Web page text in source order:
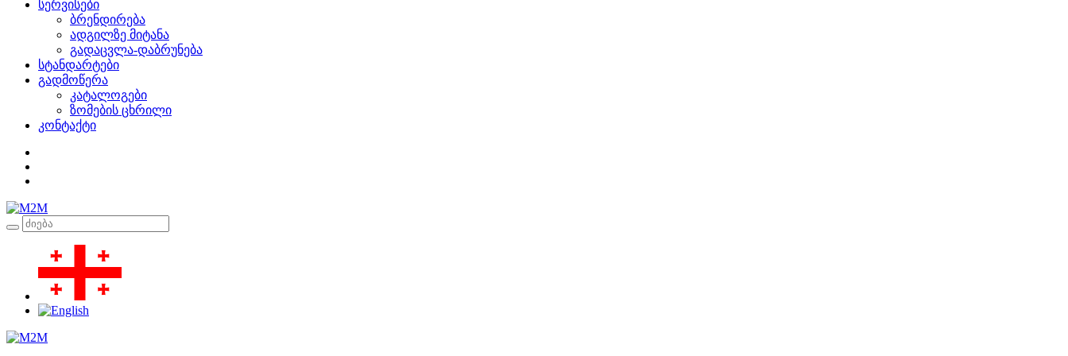
სერვისები
ბრენდირება
ადგილზე მიტანა
გადაცვლა-დაბრუნება
სტანდარტები
გადმოწერა
კატალოგები
ზომების ცხრილი
კონტაქტი